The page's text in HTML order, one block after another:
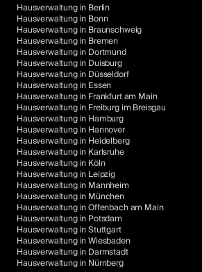
Hausverwaltung in Berlin
Hausverwaltung in Bonn
Hausverwaltung in Braunschweig
Hausverwaltung in Bremen
Hausverwaltung in Dortmund
Hausverwaltung in Duisburg
Hausverwaltung in Düsseldorf
Hausverwaltung in Essen
Hausverwaltung in Frankfurt am Main
Hausverwaltung in Freiburg im Breisgau
Hausverwaltung in Hamburg
Hausverwaltung in Hannover
Hausverwaltung in Heidelberg
Hausverwaltung in Karlsruhe
Hausverwaltung in Köln
Hausverwaltung in Leipzig
Hausverwaltung in Mannheim
Hausverwaltung in München
Hausverwaltung in Offenbach am Main
Hausverwaltung in Potsdam
Hausverwaltung in Stuttgart
Hausverwaltung in Wiesbaden
Hausverwaltung in Darmstadt
Hausverwaltung in Nürnberg